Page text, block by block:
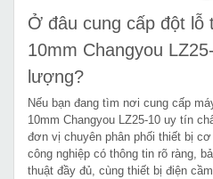
Ở đâu cung cấp đột lỗ
10mm Changyou
lượng?
Nếu bạn đang tìm nơi cung cấp
10mm Changyou LZ25-10 uy tín
đơn vị chuyên phân phối thiết bị
công nghiệp có thông tin rõ ràng,
thuật đầy đủ, cùng thiết bị điện